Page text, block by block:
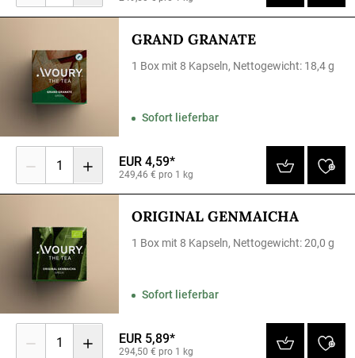
GRAND GRANATE
1 Box mit 8 Kapseln, Nettogewicht: 18,4 g
Sofort lieferbar
1 EUR 4,59*
249,46 € pro 1 kg
ORIGINAL GENMAICHA
1 Box mit 8 Kapseln, Nettogewicht: 20,0 g
Sofort lieferbar
1 EUR 5,89*
294,50 € pro 1 kg